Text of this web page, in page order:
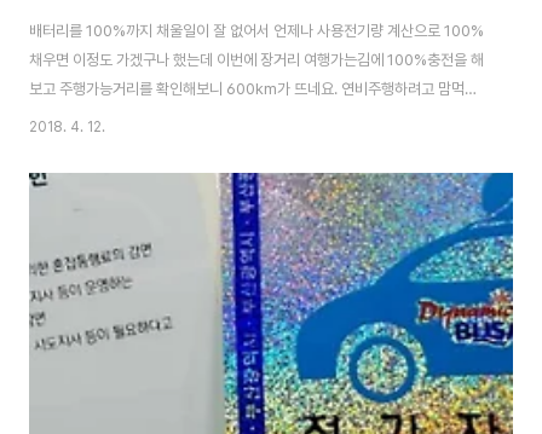
배터리를 100%까지 채울일이 잘 없어서 언제나 사용전기량 계산으로 100%
채우면 이정도 가겠구나 했는데 이번에 장거리 여행가는김에 100%충전을 해
보고 주행가능거리를 확인해보니 600km가 뜨네요. 연비주행하려고 맘먹은
것도 아니고 요즘 날이 풀려서 그냥 평상시대로 주행했을뿐인데도 전비가
전스타일로는(전비 160~180Wh/km정도) 겨울에는 450km, 여름에는
550~600km 주행거리라는걸 알게되었네요. http://ts.la/heokhan4837
위 레퍼럴(추천인) 코드를 이용하시면 구매 혜택을 받을 수 있습니다. (적용가
능 모델: 모델S, 모델X, 모델3)
2018. 4. 12.